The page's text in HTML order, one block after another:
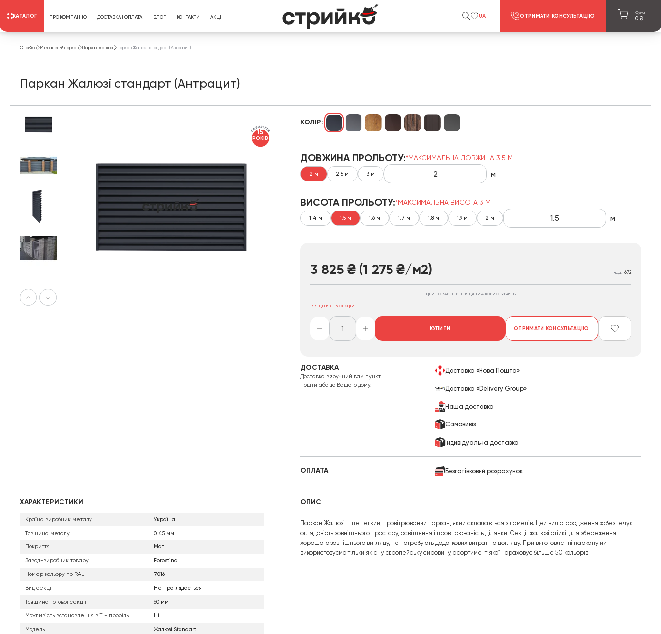
КАТАЛОГ ПРО КОМПАНІЮ ДОСТАВКА І ОПЛАТА БЛОГ КОНТАКТИ АКЦІЇ UA ОТРИМАТИ КОНСУЛЬТАЦІЮ
Сума
0 ₴
Стрийко Металевий паркан Паркан жалюзі Паркан Жалюзі стандарт (Антрацит)
Паркан Жалюзі стандарт (Антрацит)
15
РОКІВ
КОЛІР:
ДОВЖИНА ПРОЛЬОТУ:*МАКСИМАЛЬНА ДОВЖИНА 3.5 М
2 м 2.5 м 3 м м
ВИСОТА ПРОЛЬОТУ:*МАКСИМАЛЬНА ВИСОТА 3 М
1.4 м 1.5 м 1.6 м 1.7 м 1.8 м 1.9 м 2 м м
3 825₴ (1 275₴/м2) КОД: 672
ЦЕЙ ТОВАР ПЕРЕГЛЯДАЛИ 4 КОРИСТУВАЧІВ
ВВЕДІТЬ К-ТЬ СЕКЦІЙ
КУПИТИ ОТРИМАТИ КОНСУЛЬТАЦІЮ
ДОСТАВКА
Доставка в зручний вам пункт
пошти або до Вашого дому.
Доставка «Нова Пошта»
Доставка «Delivery Group»
Наша доставка
Cамовивіз
Індивідуальна доставка
ОПЛАТА Безготівковий розрахунок
ХАРАКТЕРИСТИКИ
Країна виробник металу Україна
Товщина металу 0.45 мм
Покриття Мат
Завод-виробник товару Forostina
Номер кольору по RAL 7016
Вид секції Не проглядається
Товщина готової секції 60 мм
Можливість встановлення в Т - профіль Ні
Модель Жалюзі Standart
ОПИС
Паркан Жалюзі – це легкий, провітрюваний паркан, який складається з ламелів. Цей вид огородження забезпечує
оглядовість зовнішнього простору, освітлення і провітрюваність ділянки. Секції жалюзі стійкі, для збереження
хорошого зовнішнього вигляду, не потребують додаткових витрат по догляду. При виготовленні паркану ми
використовуємо тільки якісну європейську сировину, асортимент якої нараховує більше 50 кольорів.